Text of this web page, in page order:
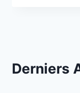
Derniers